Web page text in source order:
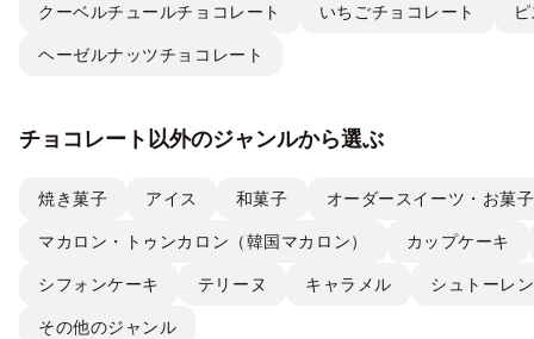
クーベルチュールチョコレート いちごチョコレート
ヘーゼルナッツチョコレート
チョコレート以外のジャンルから選ぶ
焼き菓子 アイス 和菓子 オーダースイーツ・お菓子
マカロン・トゥンカロン（韓国マカロン） カップケーキ
シフォンケーキ テリーヌ キャラメル シュトーレ
その他のジャンル